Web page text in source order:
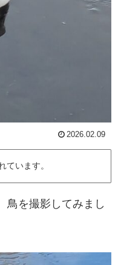
2026.02.09
ています。
鳥を撮影してみまし